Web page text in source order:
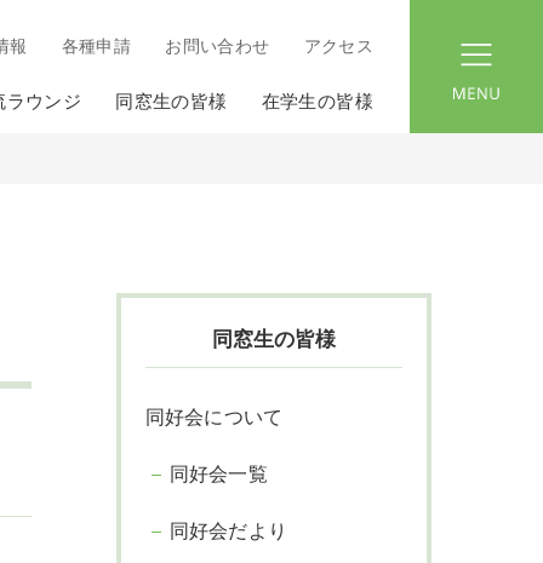
報 各種申請 お問い合わせ アクセス
ラウンジ 同窓生の皆様 在学生の皆様
同窓生の皆様
同好会について
同好会一覧
同好会だより
menu